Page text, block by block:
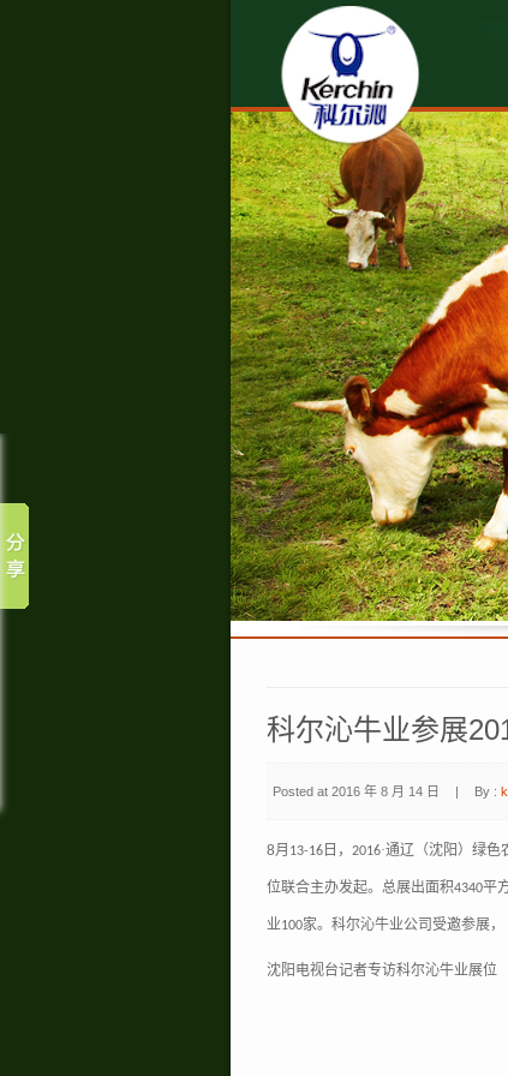
科尔沁牛业参展
Posted at 2016 年 8 月 14 日 | By :
8月 13-16 日， 2016·通辽（沈阳）绿
位联合主办发起。总展出面积4340平
业100家。科尔沁牛业公司受邀参展
沈阳电视台记者专访科尔沁牛业展位